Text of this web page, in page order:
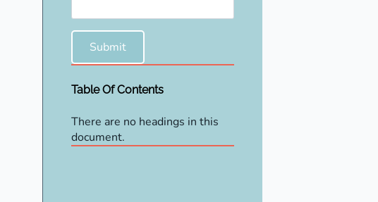
Submit
Table Of Contents
There are no headings in this
document.